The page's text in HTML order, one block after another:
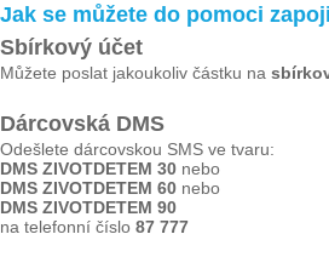
Jak se můžete do pomoci
Sbírkový účet
Můžete poslat jakoukoliv částku na
Dárcovská DMS
Odešlete dárcovskou SMS ve tvaru:
DMS ZIVOTDETEM 30 nebo
DMS ZIVOTDETEM 60 nebo
DMS ZIVOTDETEM 90
na telefonní číslo 87 777